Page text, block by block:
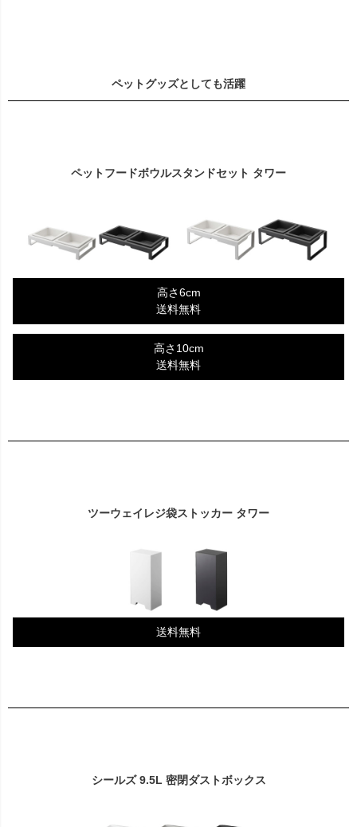
ペットグッズとしても活躍
ペットフードボウルスタンドセット タワー
高さ6cm
送料無料
高さ10cm
送料無料
ツーウェイレジ袋ストッカー タワー
送料無料
シールズ 9.5L 密閉ダストボックス